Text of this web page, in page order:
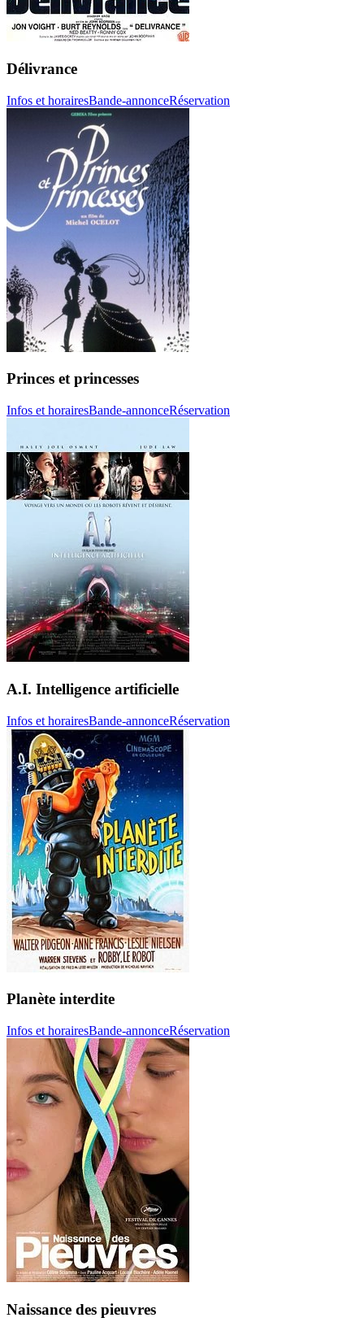
Délivrance
Infos et horairesBande-annonceRéservation
Princes et princesses
Infos et horairesBande-annonceRéservation
A.I. Intelligence artificielle
Infos et horairesBande-annonceRéservation
Planète interdite
Infos et horairesBande-annonceRéservation
Naissance des pieuvres